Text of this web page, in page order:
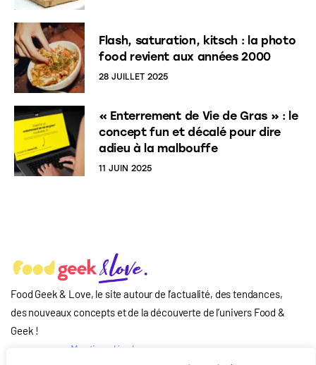
Flash, saturation, kitsch : la photo
food revient aux années 2000
28 JUILLET 2025
« Enterrement de Vie de Gras » : le
concept fun et décalé pour dire
adieu à la malbouffe
11 JUIN 2025
Food Geek & Love, le site autour de l’actualité, des tendances,
des nouveaux concepts et de la découverte de l’univers Food&
Geek !
Mentions légales